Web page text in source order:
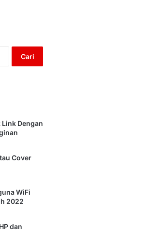
untuk:
Dengan
Cover
WiFi
2022
dan